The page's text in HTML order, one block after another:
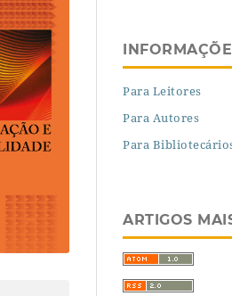
Para Leitores
Para Autores
Para
ARTIGOS